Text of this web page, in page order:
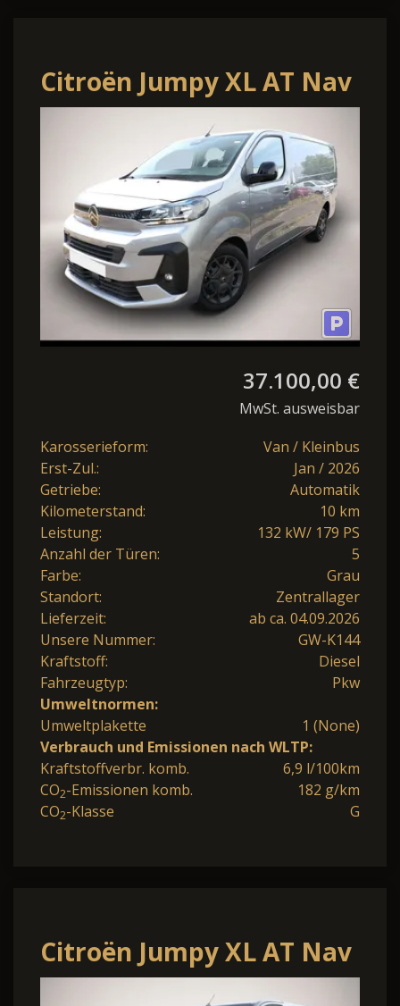
Citroën Jumpy XL AT Nav
WinterP Kam AHK
ModuW Holz Style
37.100,00 €
MwSt. ausweisbar
Karosserieform:
Van / Kleinbus
Erst-Zul.:
Jan / 2026
Getriebe:
Automatik
Kilometerstand:
10 km
Leistung:
132 kW/ 179 PS
Anzahl der Türen:
5
Farbe:
Grau
Standort:
Zentrallager
Lieferzeit:
ab ca. 04.09.2026
Unsere Nummer:
GW-K144
Kraftstoff:
Diesel
Fahrzeugtyp:
Pkw
Umweltnormen:
Umweltplakette
1 (None)
Verbrauch und Emissionen nach WLTP:
Kraftstoffverbr. komb.
6,9 l/100km
CO2-Emissionen komb.
182 g/km
CO2-Klasse G
Citroën Jumpy XL AT Nav
WinterP Kam AHK